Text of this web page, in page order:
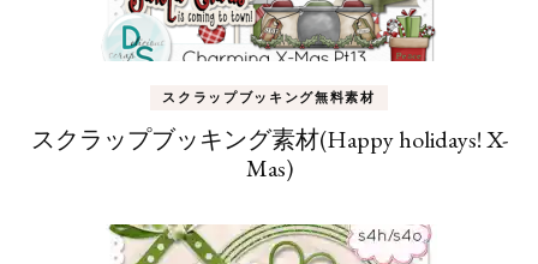
スクラップブッキング無料素材
スクラップブッキング素材(Happy holidays! X-
Mas)